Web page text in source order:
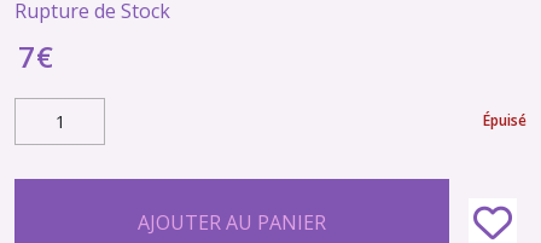
Rupture de Stock
7€
Épuisé
AJOUTER AU PANIER